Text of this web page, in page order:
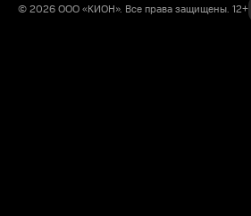
© 2026 ООО «КИОН». Все права защищены. 12+